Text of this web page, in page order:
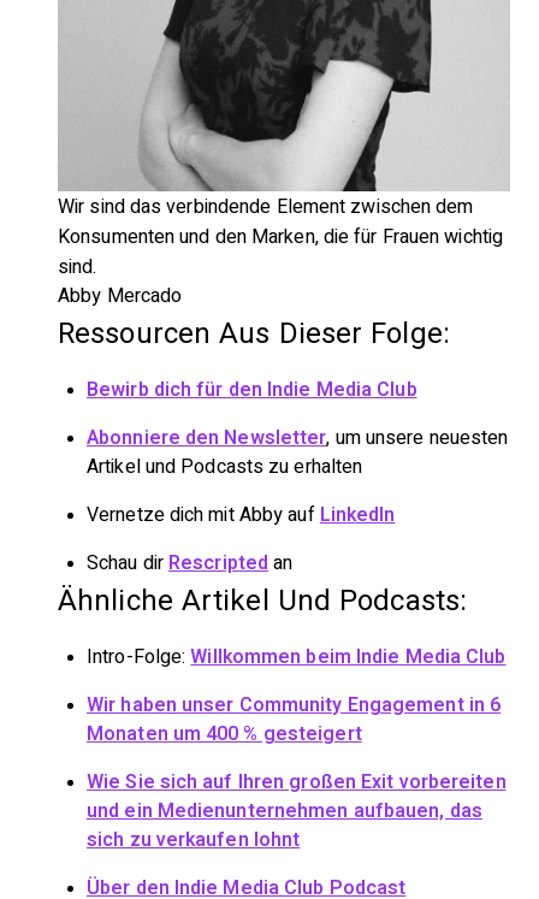
Wir sind das verbindende Element zwischen dem
Konsumenten und den Marken, die für Frauen wichtig
sind.
Abby Mercado
Ressourcen Aus Dieser Folge:
Bewirb dich für den Indie Media Club
Abonniere den Newsletter, um unsere neuesten
Artikel und Podcasts zu erhalten
Vernetze dich mit Abby auf LinkedIn
Schau dir Rescripted an
Ähnliche Artikel Und Podcasts:
Intro-Folge:Willkommen beim Indie Media Club
Wir haben unser Community Engagement in 6
Monaten um 400 % gesteigert
Wie Sie sich auf Ihren großen Exit vorbereiten
und ein Medienunternehmen aufbauen, das
sich zu verkaufen lohnt
Über den Indie Media Club Podcast